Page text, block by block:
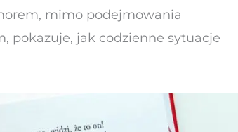
mimo podejmowania
pokazuje, jak codzienne sytuacje